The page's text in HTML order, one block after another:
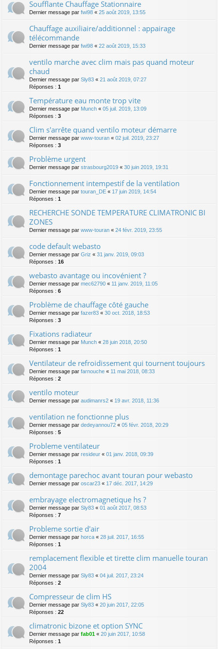
Soufflante Chauffage Stationnaire
Dernier message par fwi98 « 25 août 2019, 13:55
Chauffage auxiliaire/additionnel : appairage
télécommande
Dernier message par fwi98 « 22 août 2019, 15:33
ventilo marche avec clim mais pas quand moteur
chaud
Dernier message par Sly83 « 21 août 2019, 07:27
Réponses : 1
Température eau monte trop vite
Dernier message par Munch « 05 juil. 2019, 13:09
Réponses : 3
Clim s'arrête quand ventilo moteur démarre
Dernier message par www-touran « 02 juil. 2019, 23:27
Réponses : 3
Problème urgent
Dernier message par strasbourg2019 « 30 juin 2019, 19:31
Fonctionnement intempestif de la ventilation
Dernier message par touran_DE « 17 juin 2019, 14:54
Réponses : 1
RECHERCHE SONDE TEMPERATURE CLIMATRONIC BI
ZONES
Dernier message par www-touran « 24 févr. 2019, 23:55
code default webasto
Dernier message par Griz « 31 janv. 2019, 09:03
Réponses : 16
webasto avantage ou incovénient ?
Dernier message par mec62790 « 11 janv. 2019, 11:05
Réponses : 6
Problème de chauffage côté gauche
Dernier message par fazer83 « 30 oct. 2018, 18:53
Réponses : 3
Fixations radiateur
Dernier message par Munch « 28 juin 2018, 20:50
Réponses : 1
Ventilateur de refroidissement qui tournent toujours
Dernier message par farnouche « 11 mai 2018, 08:33
Réponses : 2
ventilo moteur
Dernier message par audimanrs2 « 19 avr. 2018, 11:36
ventilation ne fonctionne plus
Dernier message par dedeyannou72 « 05 févr. 2018, 20:29
Réponses : 5
Probleme ventilateur
Dernier message par resideur « 01 janv. 2018, 09:39
Réponses : 1
demontage parechoc avant touran pour webasto
Dernier message par oscar23 « 17 déc. 2017, 14:29
embrayage electromagnetique hs ?
Dernier message par Sly83 « 01 août 2017, 08:53
Réponses : 7
Probleme sortie d'air
Dernier message par horca « 28 juil. 2017, 16:55
Réponses : 1
remplacement flexible et tirette clim manuelle touran
2004
Dernier message par Sly83 « 04 juil. 2017, 23:24
Réponses : 2
Compresseur de clim HS
Dernier message par Sly83 « 20 juin 2017, 22:05
Réponses : 22
climatronic bizone et option SYNC
Dernier message par fab01 « 20 juin 2017, 10:58
Réponses : 1